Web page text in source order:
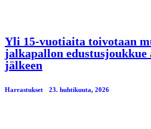
Yli 15-vuotiaita toivotaan
jalkapallon
jälkeen
Harrastukset 23. huhtikuuta, 2026